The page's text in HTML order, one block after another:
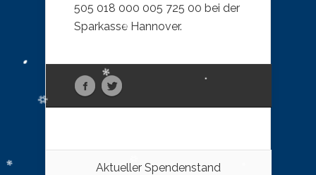
505 018 000 005 725 00 bei der
Sparkasse Hannover.
Aktueller Spendenstand